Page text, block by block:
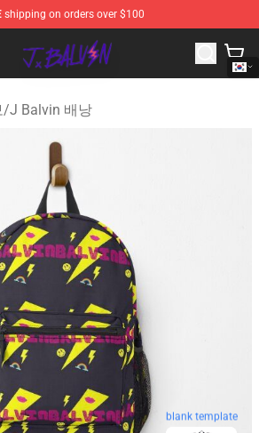
shipping on orders over $100
Official J Balvin Merchandise Shop
/J Balvin 배낭
blank template